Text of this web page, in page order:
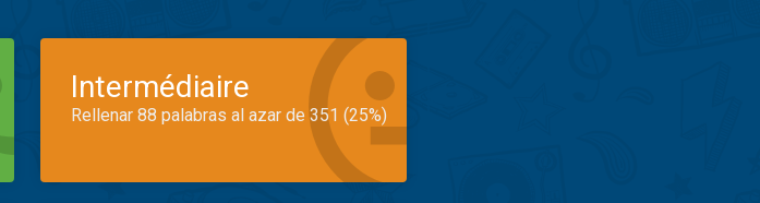
Intermédiaire
Rellenar 88 palabras al azar de 351 (25%)